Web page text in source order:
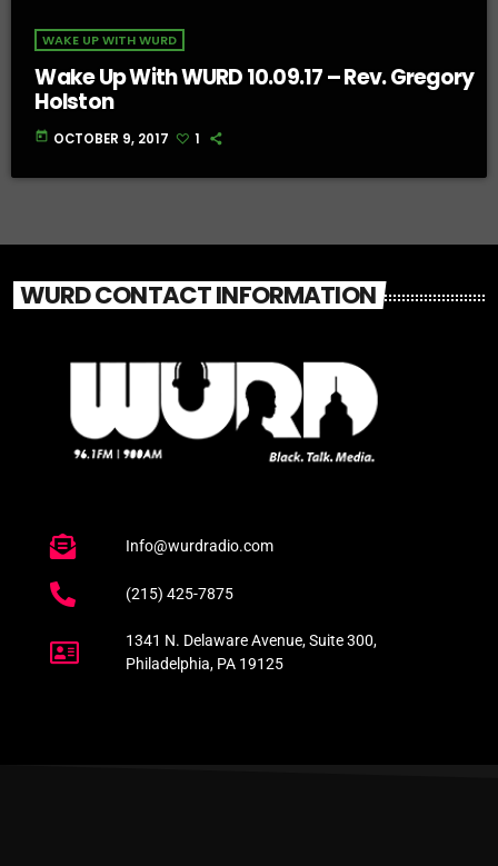
WAKE UP WITH WURD
Wake Up With WURD 10.09.17 – Rev. Gregory
Holston
today OCTOBER 9, 2017 1
WURD CONTACT INFORMATION
Info@wurdradio.com
(215) 425-7875
1341 N. Delaware Avenue, Suite 300,
Philadelphia, PA 19125